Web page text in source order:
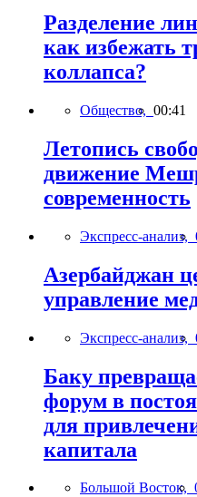
Разделение
как избежать
коллапса?
Общество, 00:41
Летопись
движение
современность
Экспресс-анализ,
Азербайджан
управление
Экспресс-анализ,
Баку
форум в
для
капитала
Большой Восток,